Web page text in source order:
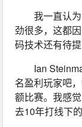
我一直认
劲很多，这都
码技术还有待提
Ian
名盈利玩家吧
额比赛。我感
去10年打线下